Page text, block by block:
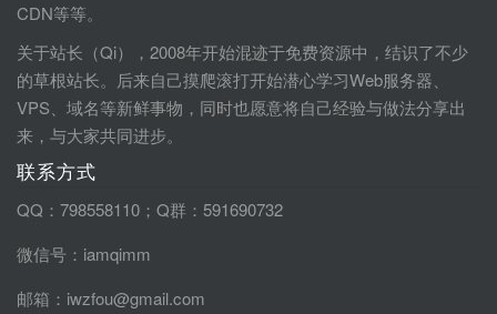
CDN等等。
关于站长（Qi），2008年开始混迹于免费资源中，结识了不少
的草根站长。后来自己摸爬滚打开始潜心学习Web服务器、
VPS、域名等新鲜事物，同时也愿意将自己经验与做法分享出
来，与大家共同进步。
联系方式
QQ：798558110；Q群：591690732
微信号：iamqimm
邮箱：iwzfou@gmail.com